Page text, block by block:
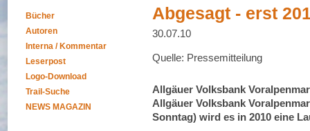
Bücher
Autoren
Interna / Kommentar
Leserpost
Logo-Download
Trail-Suche
NEWS MAGAZIN
Abgesagt - erst
30.07.10
Quelle: Pressemitteilung
Allgäuer Volksbank
Allgäuer Volksbank
Sonntag) wird es in 2010 eine